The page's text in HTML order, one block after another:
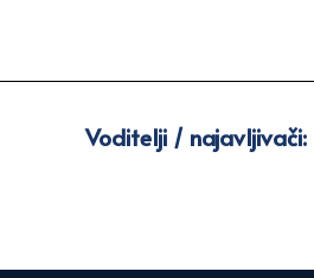
Voditelji / najavljivači: